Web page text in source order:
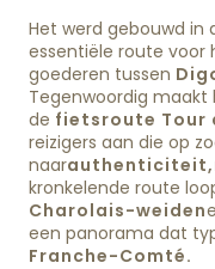
Het werd gebouwd in
essentiële route voor
goederen tussen
Tegenwoordig
de fietsroute Tour
reizigers aan die op
naarauthenticiteit,
kronkelende route
Charolais-weiden
een panorama dat
Franche-Comté.